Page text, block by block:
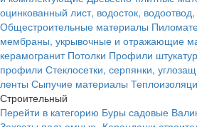
оцинкованный лист, водосток,
Общестроительные материалы
мембраны, укрывочные и отражающие
керамогранит Потолки Профили
профили Стеклосетки, серпянки,
ленты Сыпучие материалы
Строительный
Перейти в категорию Буры садовые